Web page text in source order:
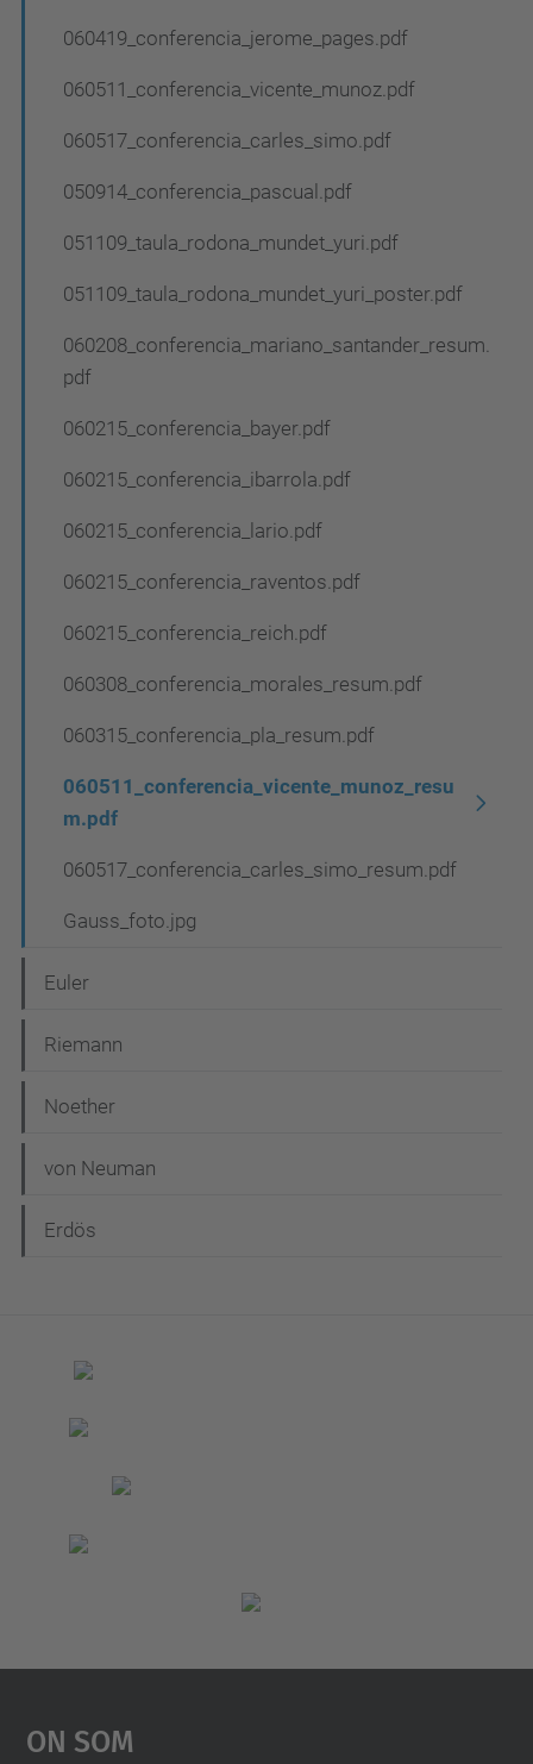
060419_conferencia_jerome_pages.pdf
060511_conferencia_vicente_munoz.pdf
060517_conferencia_carles_simo.pdf
050914_conferencia_pascual.pdf
051109_taula_rodona_mundet_yuri.pdf
051109_taula_rodona_mundet_yuri_poster.pdf
060208_conferencia_mariano_santander_resum.
pdf
060215_conferencia_bayer.pdf
060215_conferencia_ibarrola.pdf
060215_conferencia_lario.pdf
060215_conferencia_raventos.pdf
060215_conferencia_reich.pdf
060308_conferencia_morales_resum.pdf
060315_conferencia_pla_resum.pdf
060511_conferencia_vicente_munoz_resu
m.pdf
060517_conferencia_carles_simo_resum.pdf
Gauss_foto.jpg
Euler
Riemann
Noether
von Neuman
Erdös
On Som